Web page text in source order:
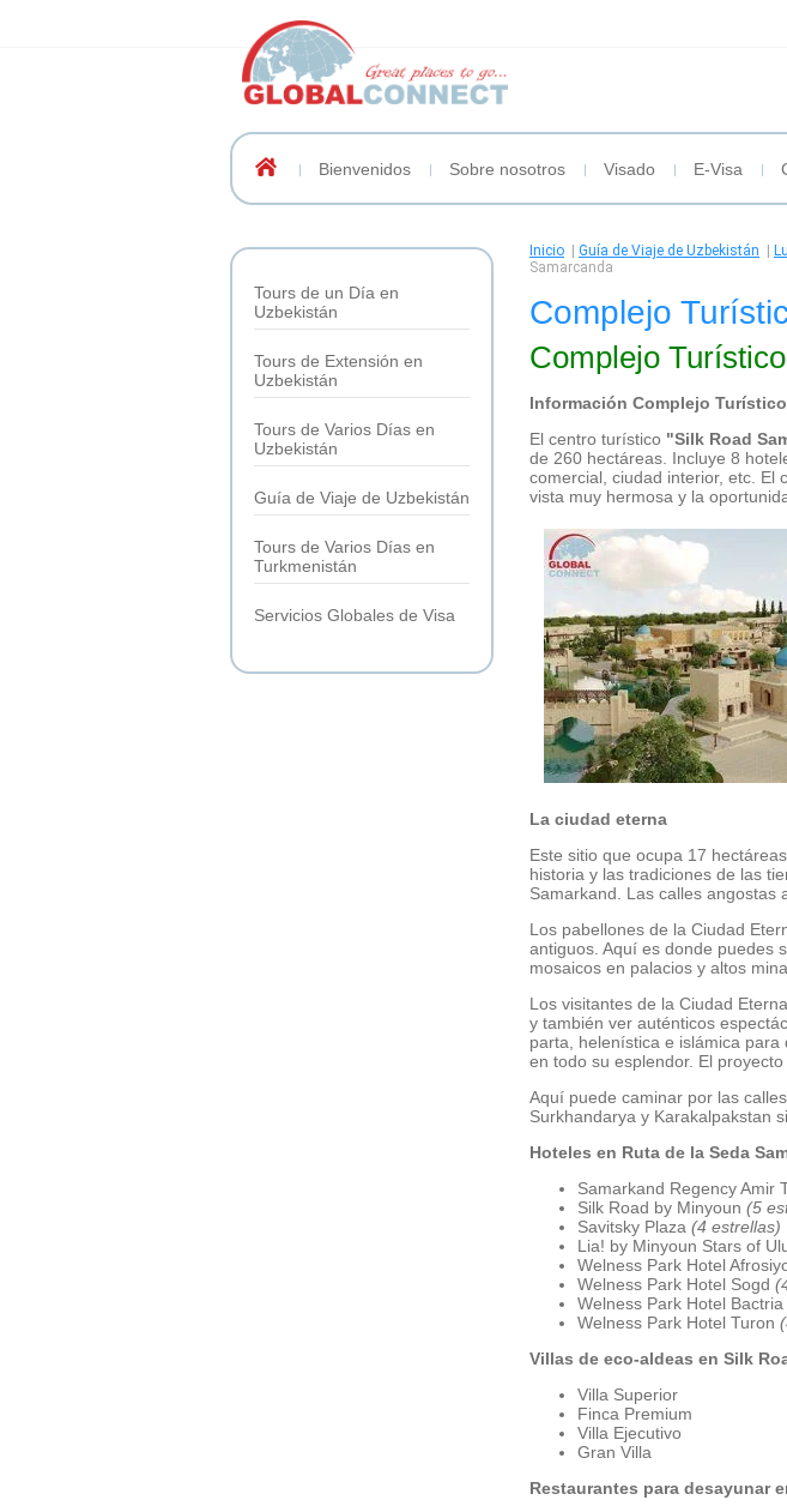
Bienvenidos Sobre nosotros Visado E-Visa
Inicio Guía de Viaje de Uzbekistán
Samarcanda
Complejo
Complejo
Información Complejo
El centro turístico "Silk Road
de 260 hectáreas. Incluye 8
comercial, ciudad interior, etc. El
vista muy hermosa y la
La ciudad eterna
Este sitio que ocupa 17
historia y las tradiciones de las
Samarkand. Las calles angostas
Los pabellones de la Ciudad
antiguos. Aquí es donde puedes
mosaicos en palacios y altos
Los visitantes de la Ciudad
y también ver auténticos
parta, helenística e islámica
en todo su esplendor. El
Aquí puede caminar por las
Surkhandarya y Karakalpakstan
Hoteles en Ruta de la Seda
Samarkand Regency Amir
Silk Road by Minyoun (5
Savitsky Plaza (4 estrellas)
Lia! by Minyoun Stars of
Welness Park Hotel
Welness Park Hotel Sogd (
Welness Park Hotel Bactria
Welness Park Hotel Turon (
Villas de eco-aldeas en Silk
Villa Superior
Finca Premium
Villa Ejecutivo
Gran Villa
Restaurantes para desayunar
Tours de un Día en
Uzbekistán
Tours de Extensión en
Uzbekistán
Tours de Varios Días en
Uzbekistán
Guía de Viaje de Uzbekistán
Tours de Varios Días en
Turkmenistán
Servicios Globales de Visa